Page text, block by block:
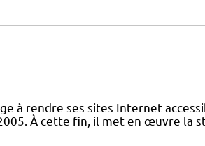
à rendre ses sites Internet
À cette fin, il met en œuvre la